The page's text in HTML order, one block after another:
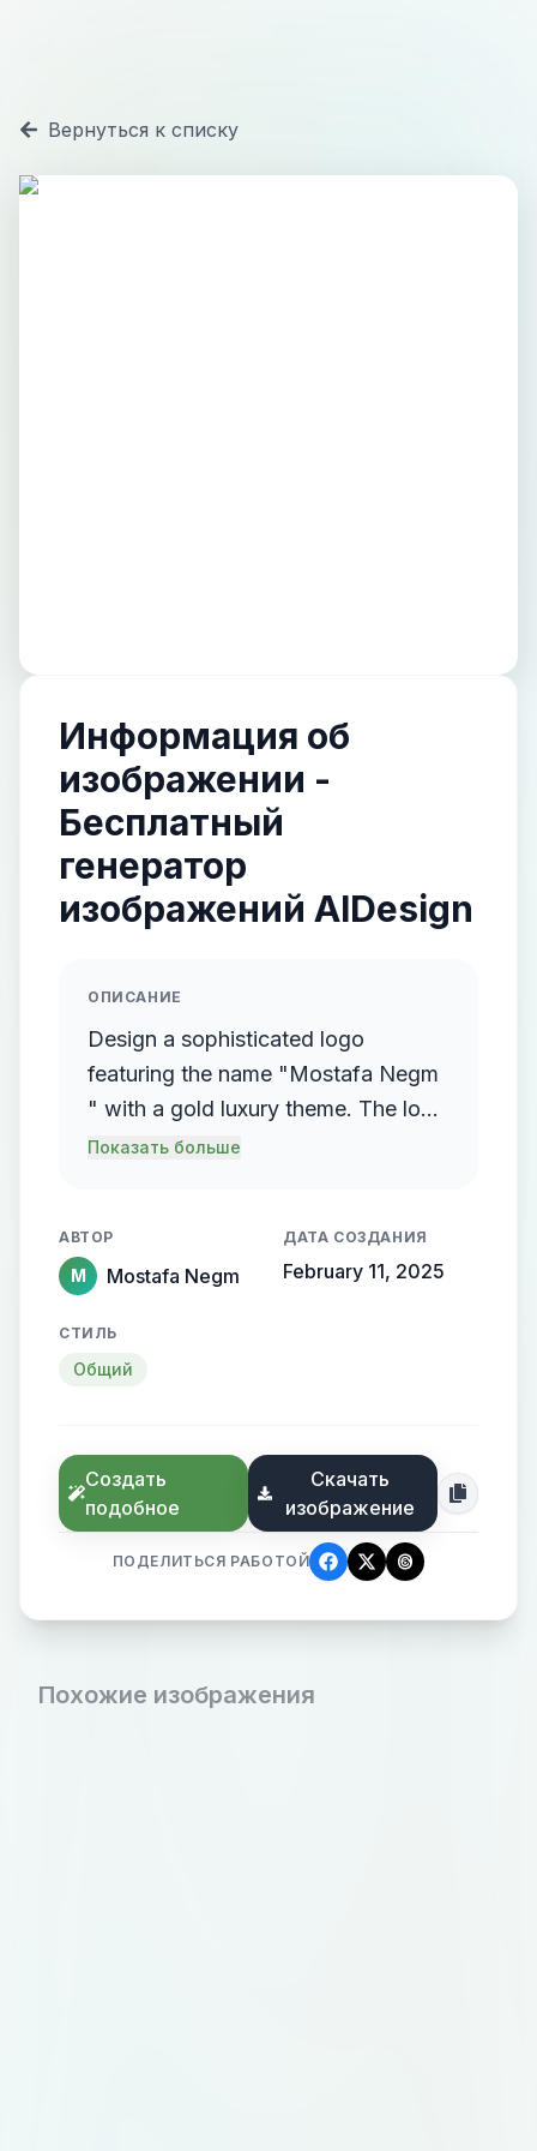
Вернуться к списку
Информация об
изображении -
Бесплатный
генератор
изображений AIDesign
ОПИСАНИЕ
Design a sophisticated logo
featuring the name "Mostafa Negm
" with a gold luxury theme. The logo
should incorporate a flowing,
the background, creating a sense of
motion and high-end elegance.
Показать больше
АВТОР
M Mostafa Negm
ДАТА СОЗДАНИЯ
February 11, 2025
СТИЛЬ
Общий
Создать
подобное
Скачать
изображение
ПОДЕЛИТЬСЯ РАБОТОЙ
Похожие изображения